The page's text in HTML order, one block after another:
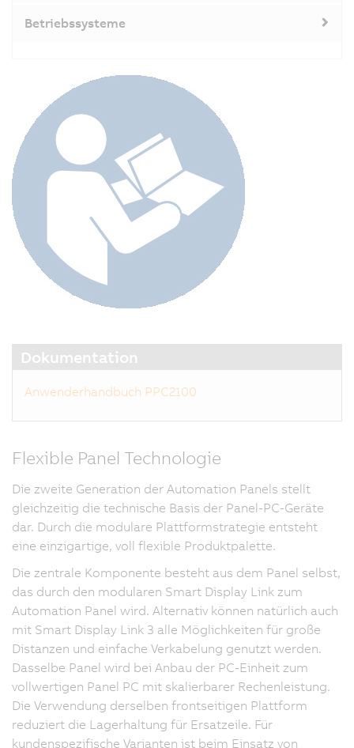
Betriebssysteme
Dokumentation
Anwenderhandbuch PPC2100
Flexible Panel Technologie
Die zweite Generation der Automation Panels stellt
gleichzeitig die technische Basis der Panel-PC-Geräte
dar. Durch die modulare Plattformstrategie entsteht
eine einzigartige, voll flexible Produktpalette.
Die zentrale Komponente besteht aus dem Panel selbst,
das durch den modularen Smart Display Link zum
Automation Panel wird. Alternativ können natürlich auch
mit Smart Display Link 3 alle Möglichkeiten für große
Distanzen und einfache Verkabelung genutzt werden.
Dasselbe Panel wird bei Anbau der PC-Einheit zum
vollwertigen Panel PC mit skalierbarer Rechenleistung.
Die Verwendung derselben frontseitigen Plattform
reduziert die Lagerhaltung für Ersatzeile. Für
kundenspezifische Varianten ist beim Einsatz von